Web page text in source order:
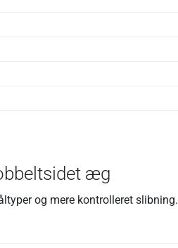
æg
og mere kontrolleret slibning.